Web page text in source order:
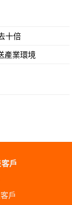
十倍
產業環境
戶
戶